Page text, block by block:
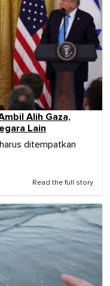
Alih Gaza,
Lain
ditempatkan
Read the full story